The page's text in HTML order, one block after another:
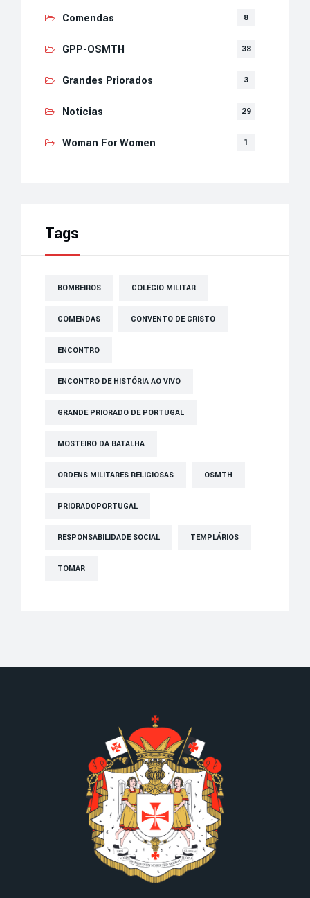
Comendas 8
GPP-OSMTH 38
Grandes Priorados 3
Notícias 29
Woman For Women 1
Tags
BOMBEIROS COLÉGIO MILITAR
COMENDAS CONVENTO DE CRISTO
ENCONTRO
ENCONTRO DE HISTÓRIA AO VIVO
GRANDE PRIORADO DE PORTUGAL
MOSTEIRO DA BATALHA
ORDENS MILITARES RELIGIOSAS OSMTH
PRIORADOPORTUGAL
RESPONSABILIDADE SOCIAL TEMPLÁRIOS
TOMAR